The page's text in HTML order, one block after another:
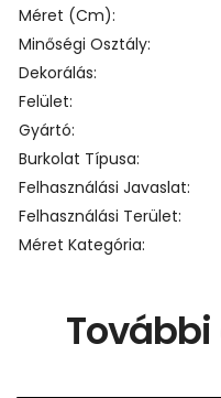
Méret (cm)
Minőségi Osztály
Dekorálás
Felület
Gyártó
Burkolat Típusa
Felhasználási Javaslat
Felhasználási Terület
Méret Kategória